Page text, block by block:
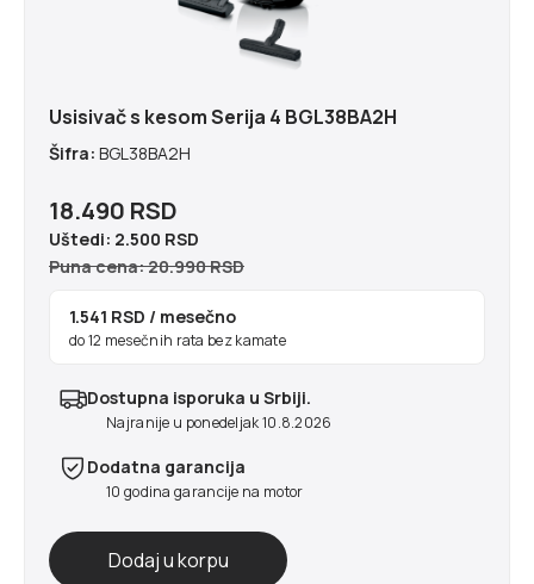
Usisivač s kesom Serija 4 BGL38BA2H
Šifra: BGL38BA2H
18.490 RSD
Uštedi: 2.500 RSD
Puna cena: 20.990 RSD
1.541 RSD / mesečno
do 12 mesečnih rata bez kamate
Dostupna isporuka u Srbiji.
Najranije u ponedeljak 10.8.2026
Dodatna garancija
10 godina garancije na motor